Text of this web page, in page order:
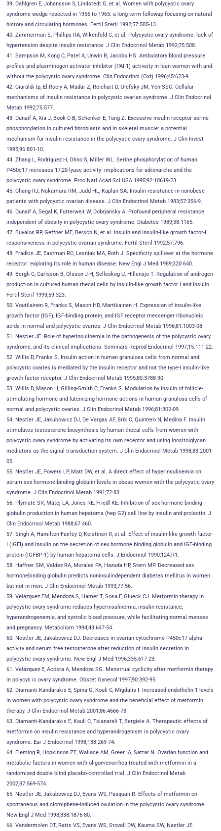
39. Dahlgren E, Johansson S, Lindstedt G, et al. Women with polycystic ovary
syndrome wedge resected in 1956 to 1965: a long-term followup focusing on natural
history and circulating hormones. Fertil Steril 1992;57:505-13.
40. Zimmerman S, Phillips RA, Wikenfeld C, et al. Polycystic ovary syndrome: lack of
hypertension despite insulin resistance. J Clin Endocrinol Metab 1992;75:508.
41. Sampson M, Kong C, Patel A, Unwin R, Jacobs HS. Ambulatory blood pressure
profiles and plasminogen activator inhibitor (PAI-1) activeity in lean women with and
without the polycystic ovary syndrome. Clin Endocrinol (Oxf) 1996;45:623-9.
42. Ciaraldi tp, El-Roeiy A, Madar Z, Reichart D, Olefsky JM, Yen SSC. Cellular
mechanisms of insulin resistance in polycystic ovarian syndrome. J Clin Endocrinol
Metab 1992;75:577.
43. Dunaif A, Xia J, Book C-B, Schenker E, Tang Z. Excessive insulin receptor serine
phosphorylation in cultured fibroblasts and in skeletal muscle: a potential
mechanism for insulin resistance in the polycystic ovary syndrome. J Clin Invest
1995;96:801-10.
44. Zhang L, Rodriguez H, Ohno S, Miller WL. Serine phosphorylation of human
P450c17 increases 17,20-lyase activity: implications for adrenarche and the
polycystic ovary syndrome. Proc Natl Acad Sci USA 1995;92:10619-23.
45. Chang RJ, Nakamura RM, Judd HL, Kaplan SA. Insulin resistance in nonobese
patients with polycystic ovarian disease. J Clin Endocrinol Metab 1983;57:356-9.
46. Dunaif A, Segal K, Futterweit W, Dobrjansky A. Profound peripheral resistance
independent of obesity in polycystic ovary syndrome. Diabetes 1989;38:1165.
47. Buyalos RP, Geffner ME, Bersch N, et al. Insulin and insulin-like growth factor-I
responsiveness in polycystic ovarian syndrome. Fertil Steril 1992;57:796.
48. Fradkin JE, Eastman RC, Lesniak MA, Roth J. Specificity spillover at the hormone
receptor: exploring its role in human disease. New Engl J Med 1989;320:640.
49. Bergh C, Carlsson B, Olsson J-H, Selleskog U, Hillensjo T. Regulation of androgen
production in cultured human thecal cells by insulin-like growth factor I and insulin.
Fertil Steril 1993;59:323.
50. Voutilainen R, Franks S, Mason HD, Martikainen H. Expression of insulin-like
growth factor (IGF), IGF-binding protein, and IGF receptor messenger ribonucleic
acids in normal and polycystic ovaries. J Clin Endocrinol Metab 1996;81:1003-08.
51. Nestler JE. Role of hyperinsulinemia in the pathogenesis of the polycystic ovary
syndrome, and its clinical implications. Seminars Reprod Endocrinol 1997;15:111-22.
52. Willis D, Franks S. Insulin action in human granulosa cells from normal and
polycystic ovaries is mediated by the insulin receptor and not the type-I insulin-like
growth factor receptor. J Clin Endocrinol Metab 1995;80:3788-90.
53. Willis D, Mason H, Gilling-Smith C, Franks S. Modulation by insulin of follicle-
stimulating hormone and luteinizing hormone actions in human granulosa cells of
normal and polycystic ovaries. J Clin Endocrinol Metab 1996;81:302-09.
54. Nestler JE, Jakubowicz DJ, De Vargas AF, Brik C, Quintero N, Medina F. Insulin
stimulates testosterone biosynthesis by human thecal cells from women with
polycystic ovary syndrome by activating its own receptor and using inositolglycan
mediators as the signal transduction system. J Clin Endocrinol Metab 1998;83:2001-
05.
55. Nestler JE, Powers LP, Matt DW, et al. A direct effect of hyperinsulinemia on
serum sex hormone-binding globulin levels in obese women with the polycystic ovary
syndrome. J Clin Endocrinol Metab 1991;72:83.
56. Plymate SR, Matej LA, Jones RE, Friedl KE. Inhibition of sex hormone binding
globulin production in human hepatoma (hep G2) cell line by insulin and prolactin. J
Clin Endocrinol Metab 1988;67:460.
57. Singh A, Hamilton-Fairley D, Koistinen R, et al. Effect of insulin-like growth factor-
I (IGFI) and insulin on the secretion of sex hormone binding globulin and IGF-binding
protein (IGFBP-1) by human hepatoma cells. J Endocrinol 1990;124:R1.
58. Haffner SM, Valdez RA, Morales PA, Hazuda HP, Stern MP. Decreased sex
hormonebinding globulin predicts noninsulindependent diabetes mellitus in women
but not in men. J Clin Endocrinol Metab 1993;77:56.
59. Velázquez EM, Mendoza S, Hamer T, Sosa F, Glueck CJ. Metformin therapy in
polycystic ovary syndrome reduces hyperinsulinemia, insulin resistance,
hyperandrogenemia, and systolic blood pressure, while facilitating normal menses
and pregnancy. Metabolism 1994;43:647-54.
60. Nestler JE, Jakubowicz DJ. Decreases in ovarian cytochrome P450c17 alpha
activity and serum free testosterone after reduction of insulin secretion in
polycystic ovary syndrome. New Engl J Med 1996;335:617-23.
61. Velázquez E, Acosta A, Mendoza SG. Menstrual cyclicity after metformin therapy
in polycys ic ovary syndrome. Obstet Gynecol 1997;90:392-95.
62. Diamanti-Kandarakis E, Spina G, Kouli C, Migdalis I. Increased endothelin-1 levels
in women with polycystic ovary syndrome and the beneficial effect of metformin
therapy. J Clin Endocrinol Metab 2001;86:4666-73.
63. Diamanti-Kandarakis E, Kouli C, Tsianateli T, Bergiele A. Therapeutic effects of
metformin on insulin resistance and hyperandrogenism in polycystic ovary
syndrome. Eur J Endocrinol 1998;138:269-74.
64. Fleming R, Hopkinson ZE, Wallace AM, Greer IA, Sattar N. Ovarian function and
metabolic factors in women with oligomenorrhea treated with metformin in a
randomized double blind placebo-controlled trial. J Clin Endocrinol Metab
2002;87:569-574.
65. Nestler JE, Jakubowicz DJ, Evans WS, Pasquali R. Effects of metformin on
spontaneous and clomiphene-induced ovulation in the polycystic ovary syndrome.
New Engl J Med 1998;338:1876-80.
66. Vandermolen DT, Ratts VS, Evans WS, Stovall DW, Kauma SW, Nestler JE.